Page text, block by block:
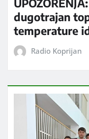
dugotrajan
temperature
Radio Koprijan